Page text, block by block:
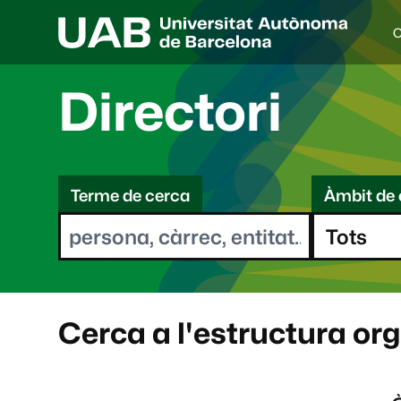
I
d
i
a
e
l
e
o
t
Directori
C
eTerme de cerca Àmbit de
Cerca a l'estructura